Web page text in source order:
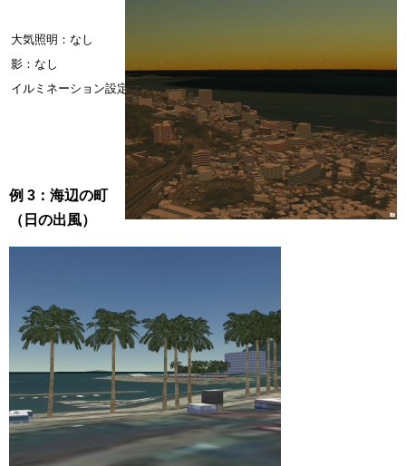
大気照明：なし
影：なし
イルミネーション設定：カメラからの天頂位置
影：あり
例 3：海辺の町
（日の出風）